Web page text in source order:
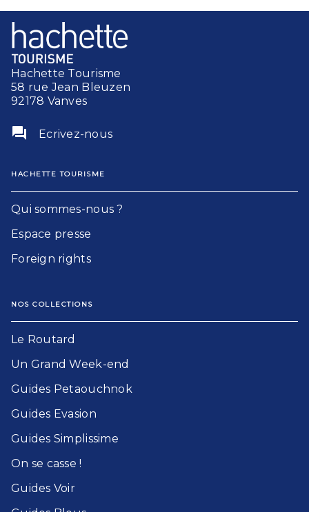
Hachette Tourisme
58 rue Jean Bleuzen
92178 Vanves
question_answer Ecrivez-nous
HACHETTE TOURISME
Qui sommes-nous ?
Espace presse
Foreign rights
NOS COLLECTIONS
Le Routard​
Un Grand Week-end​
Guides Petaouchnok​
Guides Evasion​
Guides Simplissime​
On se casse !​
Guides Voir​